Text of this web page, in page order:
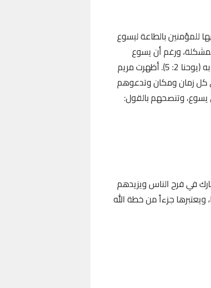
للمؤمنين بالطاعة ليسوع
ورغم أن يسوع
أخبرها بأن ساعته لم تأت بعد، إلا أنها أطاعته وأمرت الخدام بالقيام بما يأمرهم به (يوحنا 2: 5). أظهرت مريم
كل زمان ومكان وتدعوهم
يسوع، وتنصحهم بالقول:
في فرح الناس ويزيدهم
ويعتبرها جزءاً من خطة الله